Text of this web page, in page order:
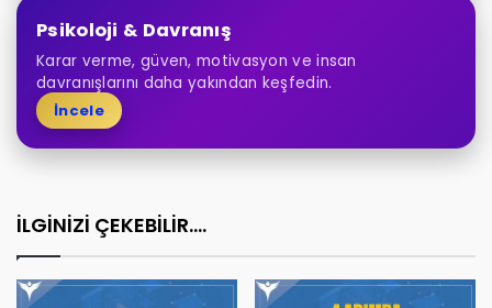
Psikoloji & Davranış
Karar verme, güven, motivasyon ve insan
davranışlarını daha yakından keşfedin.
İncele
İLGİNİZİ ÇEKEBİLİR....